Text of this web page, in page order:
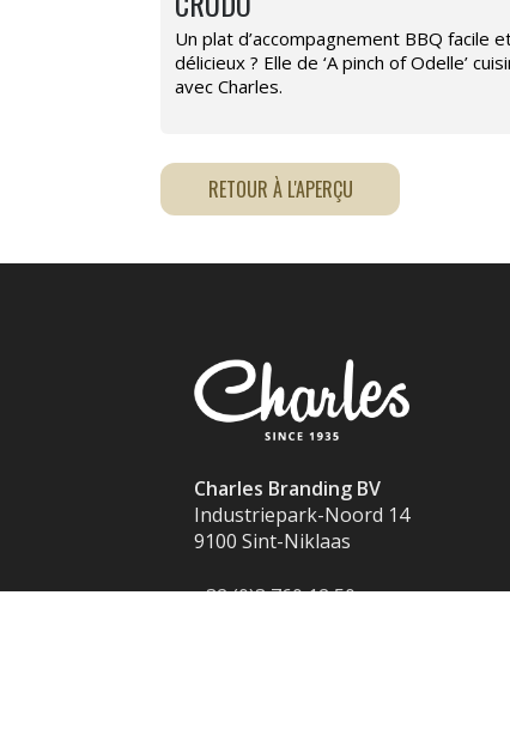
Un plat d’accompagnement BBQ facile
délicieux ? Elle de ‘A pinch of Odelle’
avec Charles.
RETOUR À L'APERÇU
Charles Branding BV
Industriepark-Noord 14
9100 Sint-Niklaas
+32 (0)3 760 12 50